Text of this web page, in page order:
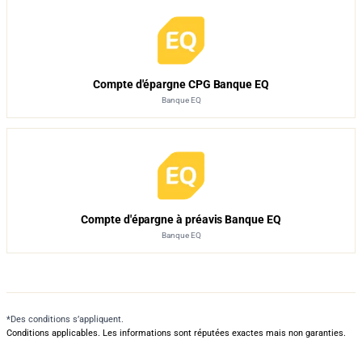
Compte d'épargne CPG Banque EQ
Banque EQ
Compte d'épargne à préavis Banque EQ
Banque EQ
*Des conditions s’appliquent.
Conditions applicables. Les informations sont réputées exactes mais non garanties.